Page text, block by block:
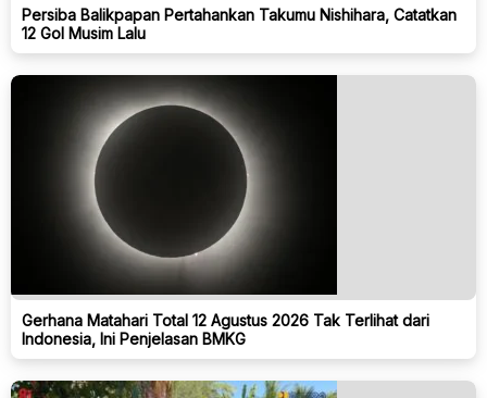
Persiba Balikpapan Pertahankan Takumu Nishihara, Catatkan
12 Gol Musim Lalu
Gerhana Matahari Total 12 Agustus 2026 Tak Terlihat dari
Indonesia, Ini Penjelasan BMKG